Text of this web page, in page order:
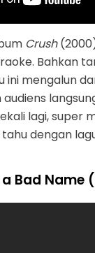
Crush
Bahkan
ini mengalun
audiens
lagi, super
dengan
Bad Name